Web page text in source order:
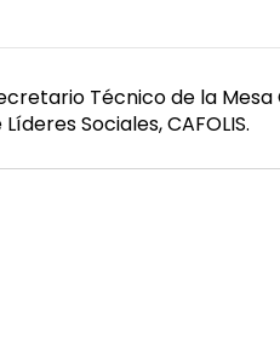
Técnico de la
Sociales, CAFOLIS.